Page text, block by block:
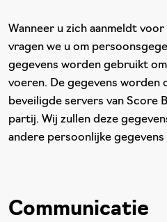
Wanneer u zich aanmeldt
vragen we u om
gegevens worden gebruikt
voeren. De gegevens worden
beveiligde servers van Score
partij. Wij zullen deze
andere persoonlijke
Communicatie